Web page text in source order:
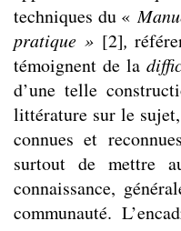
techniques du «
pratique »[2],
témoignent de la
d’une telle
littérature sur le
connues et
surtout de mettre
connaissance,
communauté.